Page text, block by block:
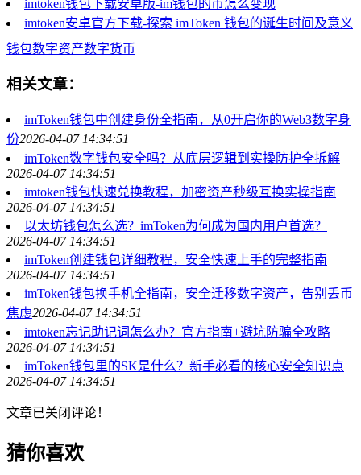
imtoken钱包下载安卓版-im钱包的币怎么变现
imtoken安卓官方下载-探索 imToken 钱包的诞生时间及意义
钱包数字资产数字货币
相关文章：
imToken钱包中创建身份全指南，从0开启你的Web3数字身
份2026-04-07 14:34:51
imToken数字钱包安全吗？从底层逻辑到实操防护全拆解
2026-04-07 14:34:51
imtoken钱包快速兑换教程，加密资产秒级互换实操指南
2026-04-07 14:34:51
以太坊钱包怎么选？imToken为何成为国内用户首选？
2026-04-07 14:34:51
imToken创建钱包详细教程，安全快速上手的完整指南
2026-04-07 14:34:51
imToken钱包换手机全指南，安全迁移数字资产，告别丢币
焦虑2026-04-07 14:34:51
imtoken忘记助记词怎么办？官方指南+避坑防骗全攻略
2026-04-07 14:34:51
imToken钱包里的SK是什么？新手必看的核心安全知识点
2026-04-07 14:34:51
文章已关闭评论！
猜你喜欢